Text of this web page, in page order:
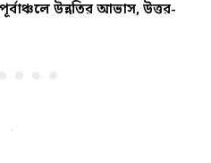
উন্নতির আভাস, উত্তর-